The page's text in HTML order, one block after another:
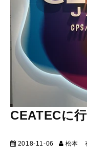
CEATECに
2018-11-06 松本